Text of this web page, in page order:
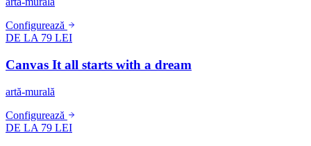
Configurează
DE LA 79 LEI
Canvas It all starts with a dream
artă-murală
Configurează
DE LA 79 LEI